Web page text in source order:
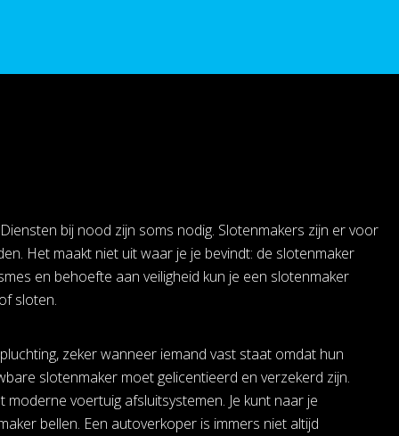
bij nood zijn soms nodig. Slotenmakers zijn er voor
Het maakt niet uit waar je je bevindt: de slotenmaker
en behoefte aan veiligheid kun je een slotenmaker
sloten.
zeker wanneer iemand vast staat omdat hun
slotenmaker moet gelicentieerd en verzekerd zijn.
voertuig afsluitsystemen. Je kunt naar je
bellen. Een autoverkoper is immers niet altijd